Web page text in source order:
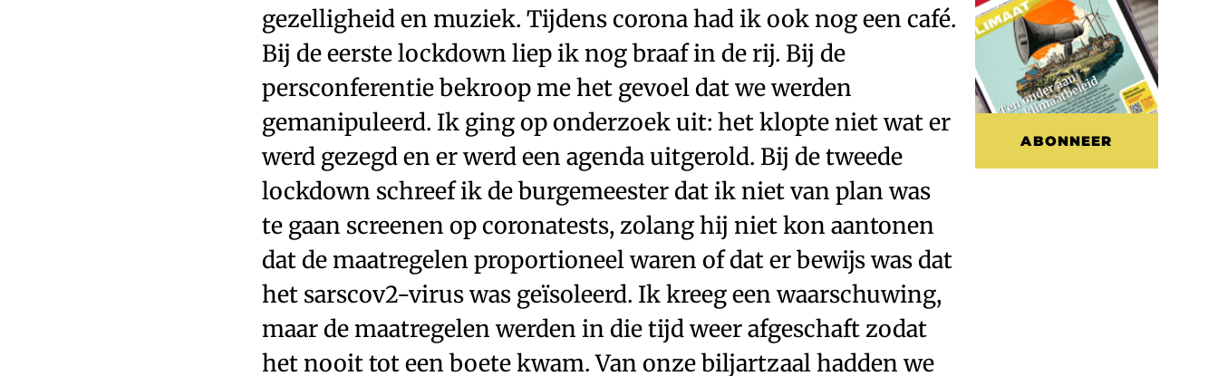
gezelligheid en muziek. Tijdens corona had ik ook nog een café.
Bij de eerste lockdown liep ik nog braaf in de rij. Bij de
persconferentie bekroop me het gevoel dat we werden
gemanipuleerd. Ik ging op onderzoek uit: het klopte niet wat er
werd gezegd en er werd een agenda uitgerold. Bij de tweede
lockdown schreef ik de burgemeester dat ik niet van plan was
te gaan screenen op coronatests, zolang hij niet kon aantonen
dat de maatregelen proportioneel waren of dat er bewijs was dat
het sarscov2-virus was geïsoleerd. Ik kreeg een waarschuwing,
maar de maatregelen werden in die tijd weer afgeschaft zodat
het nooit tot een boete kwam. Van onze biljartzaal hadden we
ABONNEER